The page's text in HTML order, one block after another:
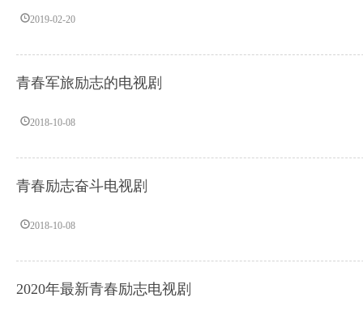
2019-02-20
青春军旅励志的电视剧
2018-10-08
青春励志奋斗电视剧
2018-10-08
2020年最新青春励志电视剧